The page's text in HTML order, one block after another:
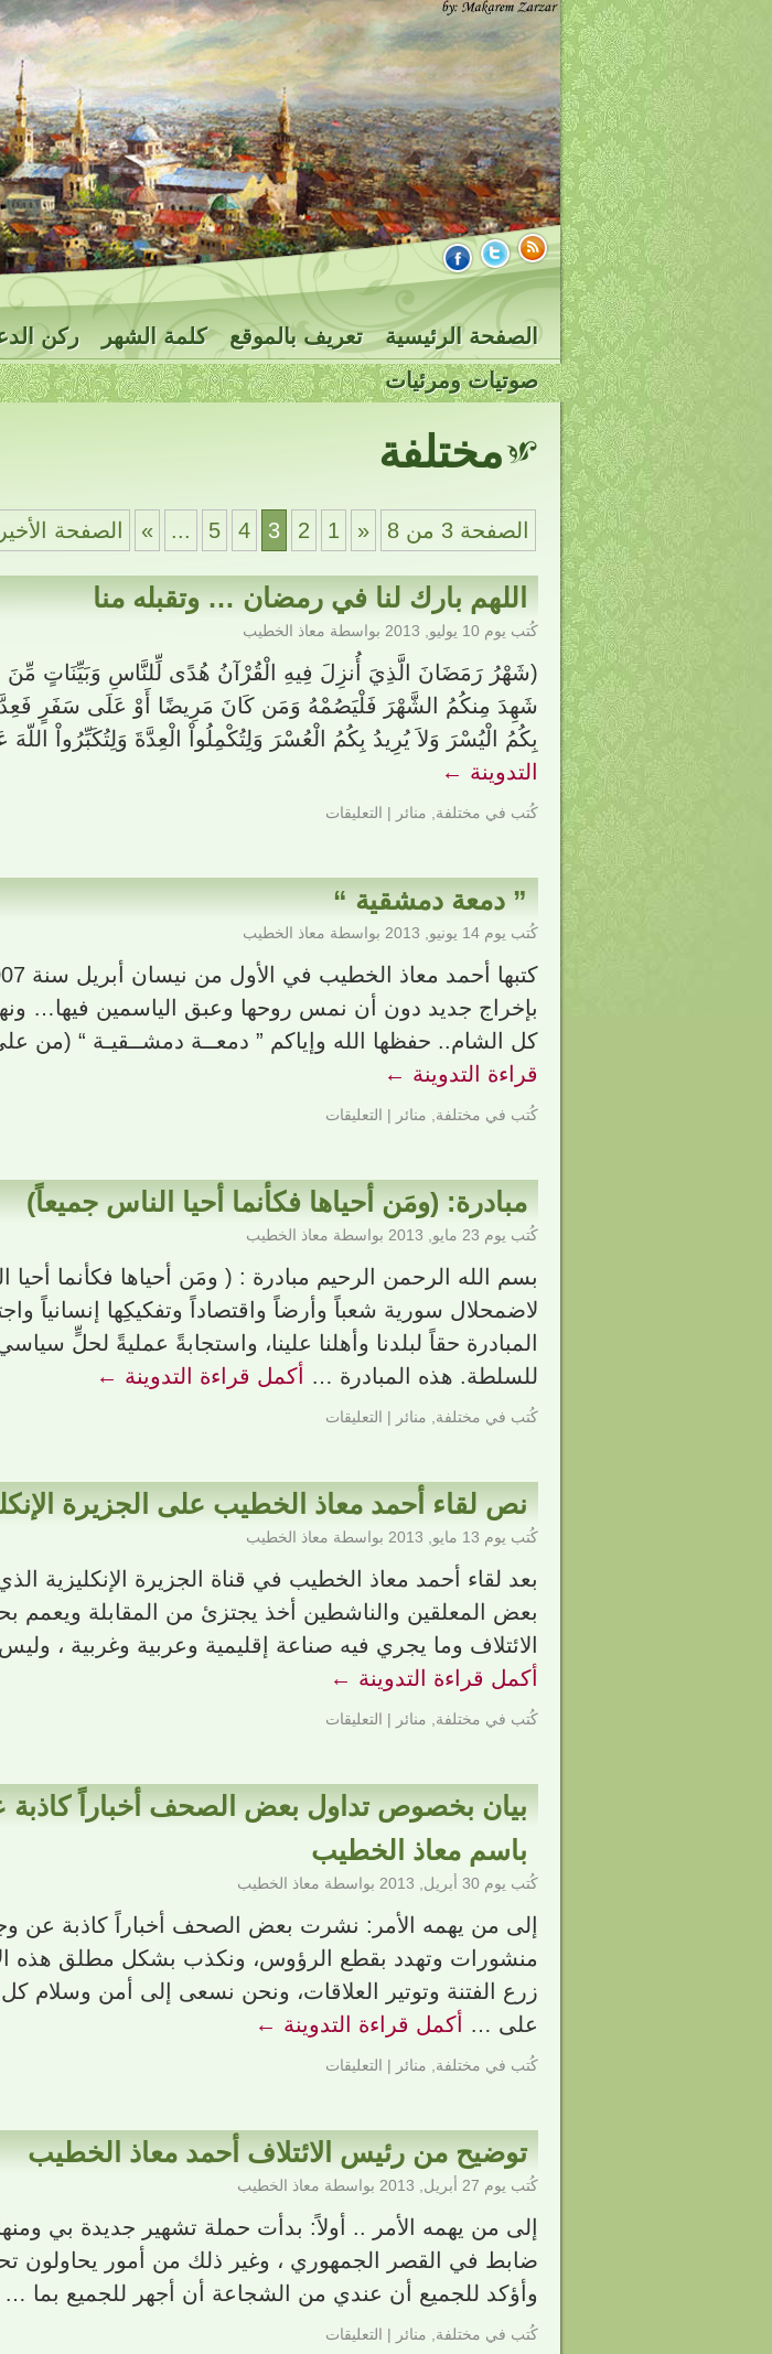
الصفحة الرئيسية تعريف بالموقع كلمة الشهر ركن
صوتيات ومرئيات
مختلفة
الصفحة 3 من 8 «
1
2
3
4
5
...
» الصفحة
اللهم بارك لنا في رمضان … وتقبله منا
كُتب يوم 10 يوليو, 2013 بواسطة معاذ الخطيب
(شَهْرُ رَمَضَانَ الَّذِيَ أُنزِلَ فِيهِ الْقُرْآنُ هُدًى لِّلنَّاسِ وَبَيِّنَاتٍ مِّنَ
شَهِدَ مِنكُمُ الشَّهْرَ فَلْيَصُمْهُ وَمَن كَانَ مَرِيضًا أَوْ عَلَى سَفَرٍ فَعِدَّةٌ
بِكُمُ الْيُسْرَ وَلاَ يُرِيدُ بِكُمُ الْعُسْرَ وَلِتُكْمِلُواْ الْعِدَّةَ وَلِتُكَبِّرُواْ
التدوينة ←
كُتب في مختلفة منائر | التعليقات
” دمعة دمشقية “
كُتب يوم 14 يونيو, 2013 بواسطة معاذ الخطيب
بإخراج جديد دون أن نمس روحها وعبق الياسمين فيها…
كل الشام.. حفظها الله وإياكم ” دمعــة دمشــقيـة “ (من
قراءة التدوينة ←
كُتب في مختلفة منائر | التعليقات
مبادرة: (ومَن أحياها فكأنما أحيا الناس جميعاً)
كُتب يوم 23 مايو, 2013 بواسطة معاذ الخطيب
بسم الله الرحمن الرحيم مبادرة : ( ومَن أحياها فكأنما أحيا
لاضمحلال سورية شعباً وأرضاً واقتصاداً وتفكيكِها إنسانياً
المبادرة حقاً لبلدنا وأهلنا علينا، واستجابةً عمليةً لحلٍّ
للسلطة. هذه المبادرة …
أكمل قراءة التدوينة ←
كُتب في مختلفة منائر | التعليقات
نص لقاء أحمد معاذ الخطيب على الجزيرة
كُتب يوم 13 مايو, 2013 بواسطة معاذ الخطيب
بعد لقاء أحمد معاذ الخطيب في قناة الجزيرة الإنكليزية
بعض المعلقين والناشطين أخذ يجتزئ من المقابلة ويعمم
الائتلاف وما يجري فيه صناعة إقليمية وعربية وغربية ،
أكمل قراءة التدوينة ←
كُتب في مختلفة منائر | التعليقات
بيان بخصوص تداول بعض الصحف أخباراً كاذبة
باسم معاذ الخطيب
كُتب يوم 30 أبريل, 2013 بواسطة معاذ الخطيب
إلى من يهمه الأمر: نشرت بعض الصحف أخباراً كاذبة عن
منشورات وتهدد بقطع الرؤوس، ونكذب بشكل مطلق هذه
زرع الفتنة وتوتير العلاقات، ونحن نسعى إلى أمن وسلام
على …
أكمل قراءة التدوينة ←
كُتب في مختلفة منائر | التعليقات
توضيح من رئيس الائتلاف أحمد معاذ الخطيب
كُتب يوم 27 أبريل, 2013 بواسطة معاذ الخطيب
إلى من يهمه الأمر .. أولاً: بدأت حملة تشهير جديدة بي
ضابط في القصر الجمهوري ، وغير ذلك من أمور يحاولون
وأؤكد للجميع أن عندي من الشجاعة أن أجهر للجميع بما …
كُتب في مختلفة منائر | التعليقات